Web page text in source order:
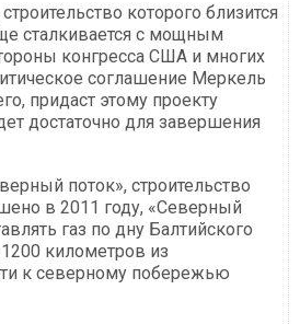
которого близится
сталкивается с мощным
конгресса США и многих
соглашение Меркель
придаст этому проекту
достаточно для завершения
поток», строительство
в 2011 году, «Северный
газ по дну Балтийского
километров из
к северному побережью